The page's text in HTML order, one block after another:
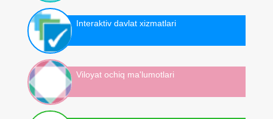
Interaktiv davlat xizmatlari
Viloyat ochiq ma'lumotlari